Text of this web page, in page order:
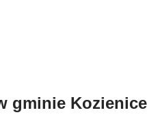
gminie Kozienice